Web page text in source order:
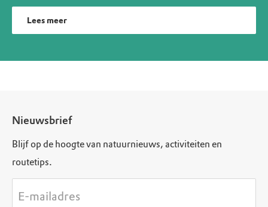
Lees meer
Nieuwsbrief
Blijf op de hoogte van natuurnieuws, activiteiten en
routetips.
E-mailadres